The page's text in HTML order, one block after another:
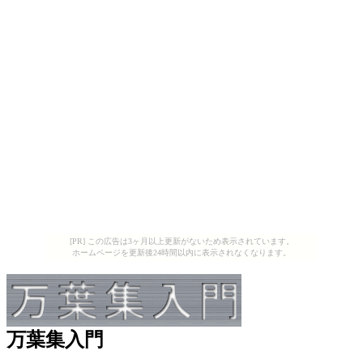
[PR] この広告は3ヶ月以上更新がないため表示されています。
ホームページを更新後24時間以内に表示されなくなります。
万葉集入門